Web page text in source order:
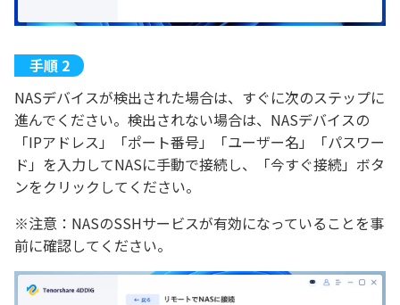
NASデバイスが検出された場合は、すぐに次のステップに
進んでください。検出されない場合は、NASデバイスの
「IPアドレス」「ポート番号」「ユーザー名」「パスワー
ド」を入力してNASに手動で接続し、「今すぐ接続」ボタ
ンをクリックしてください。
※注意：NASのSSHサービスが有効になっていることを事
前に確認してください。